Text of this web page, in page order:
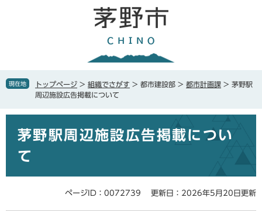
で
ば
本
現在地 トップページ > 組織でさがす > 都市建設部 > 都市計画課 > 茅野駅
周辺施設広告掲載について
茅野駅周辺施設広告掲載につい
て
ページID：0072739 更新日：2026年5月20日更新